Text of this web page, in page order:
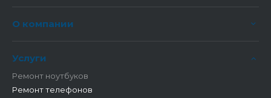
О компании
Услуги
Ремонт ноутбуков
Ремонт телефонов